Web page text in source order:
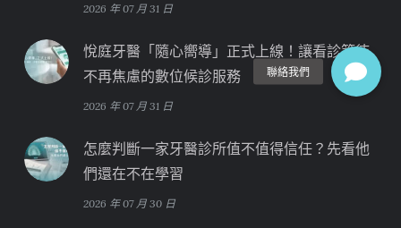
2026 年 07 月 31 日
悅庭牙醫「隨心嚮導」正式上線！讓看診等待
不再焦慮的數位候診服務
2026 年 07 月 31 日
怎麼判斷一家牙醫診所值不值得信任？先看他
們還在不在學習
2026 年 07 月 30 日